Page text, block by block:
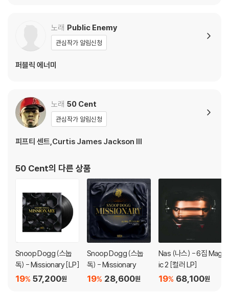
1) 컬러 디스크는 웹 이미지와 실제 색상이 차이가 날 수 있습니다.
있습니다.
※ 반품/교환 안내
1) 불량으로 인한 반품/교환 요청 시에는 불량 확인을 위해 개봉 시의 동영
상을 요청할 수 있으며, 동영상이 없는 경우 반품/교환이 제한될 수 있습니
관련 사진과 동영상 및 재생 기기 모델명을 첨부하여 첨부하여 고객센터에
2) LP는 잦은 배송 과정에서 재킷에 손상이 발생할 가능성이 높고 재판매
가 어려우므로 신중한 구매를 부탁드립니다.
노래 Public Enemy
관심작가 알림신청
퍼블릭 에너미
노래 50 Cent
관심작가 알림신청
피프티 센트,Curtis James Jackson III
50 Cent의 다른 상품
Snoop Dogg (스눕
독) - Missionary [LP]
57,200원
19%
Snoop Dogg (스눕
독) - Missionary
28,600원
19%
Nas (나스) - 6집 Mag
ic 2 [컬러 LP]
68,100원
19%